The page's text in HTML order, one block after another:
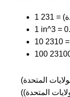
المتحدة)
المتحدة))